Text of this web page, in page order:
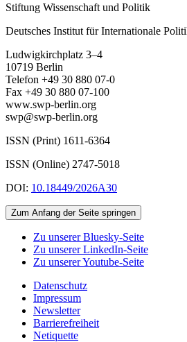
Stiftung Wissenschaft und Politik
Deutsches Institut für Internationale
Ludwigkirchplatz 3–4
10719 Berlin
Telefon +49 30 880 07-0
Fax +49 30 880 07-100
www.swp-berlin.org
swp@swp-berlin.org
ISSN (Print) 1611-6364
ISSN (Online) 2747-5018
DOI: 10.18449/2026A30
Zum Anfang der Seite springen
Zu unserer Bluesky-Seite
Zu unserer LinkedIn-Seite
Zu unserer Youtube-Seite
Datenschutz
Impressum
Newsletter
Barrierefreiheit
Netiquette